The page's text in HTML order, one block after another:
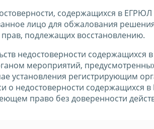
содержащихся в ЕГРЮЛ
лицо для обжалования
прав, подлежащих восстановлению.
недостоверности содержащихся
мероприятий,
установления регистрирующим
о недостоверности содержащихся
право без доверенности